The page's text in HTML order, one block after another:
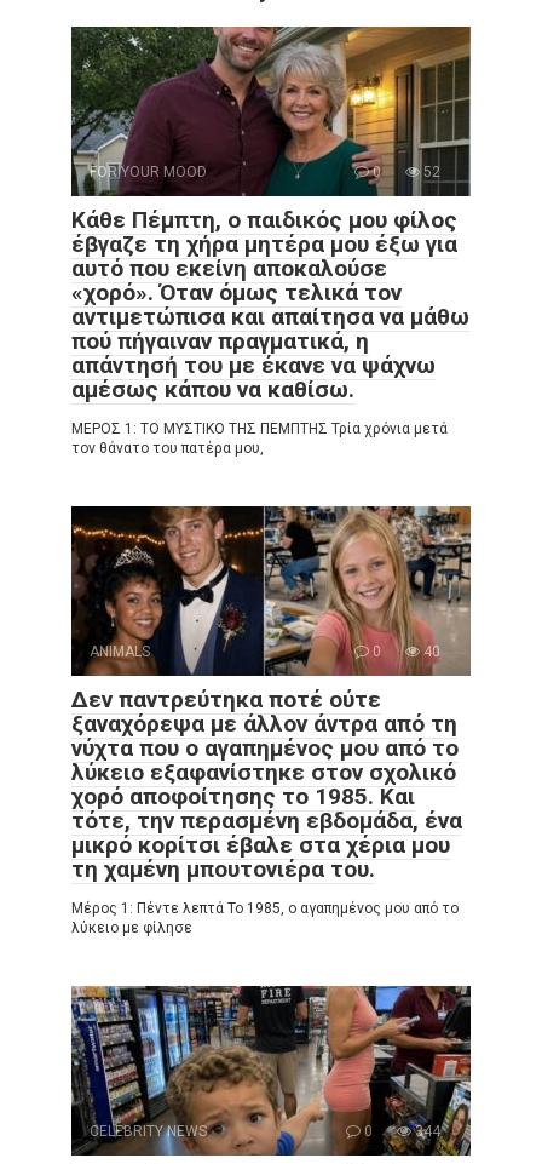
FOR YOUR MOOD 0 52
Κάθε Πέμπτη, ο παιδικός μου φίλος
έβγαζε τη χήρα μητέρα μου έξω για
αυτό που εκείνη αποκαλούσε
«χορό». Όταν όμως τελικά τον
αντιμετώπισα και απαίτησα να μάθω
πού πήγαιναν πραγματικά, η
απάντησή του με έκανε να ψάχνω
αμέσως κάπου να καθίσω.
ΜΕΡΟΣ 1: ΤΟ ΜΥΣΤΙΚΟ ΤΗΣ ΠΕΜΠΤΗΣ Τρία χρόνια μετά
τον θάνατο του πατέρα μου,
ANIMALS 0 40
Δεν παντρεύτηκα ποτέ ούτε
ξαναχόρεψα με άλλον άντρα από τη
νύχτα που ο αγαπημένος μου από το
λύκειο εξαφανίστηκε στον σχολικό
χορό αποφοίτησης το 1985. Και
τότε, την περασμένη εβδομάδα, ένα
μικρό κορίτσι έβαλε στα χέρια μου
τη χαμένη μπουτονιέρα του.
Μέρος 1: Πέντε λεπτά Το 1985, ο αγαπημένος μου από το
λύκειο με φίλησε
CELEBRITY NEWS 0 344